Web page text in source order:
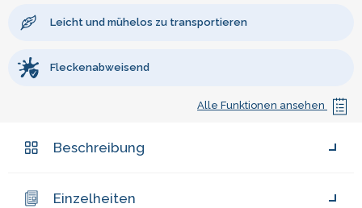
Leicht und mühelos zu transportieren
Fleckenabweisend
Alle Funktionen ansehen
Beschreibung
Einzelheiten